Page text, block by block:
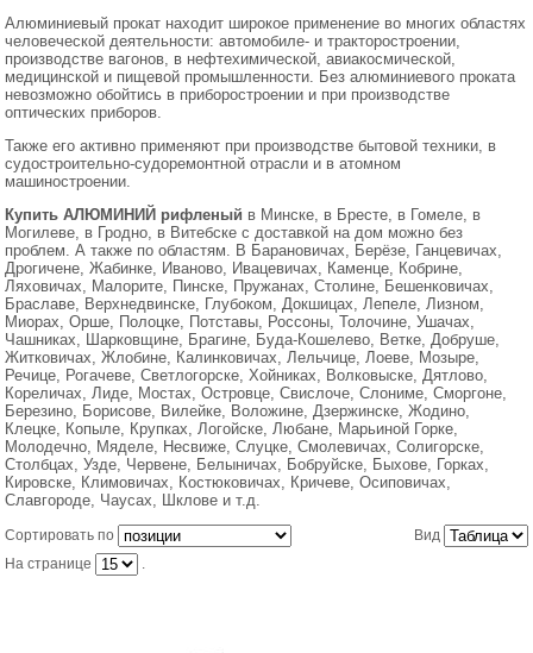
СКАМЕЙКИ, СТОЛЫ САДОВЫЕ
БЕСЕДКИ САДОВЫЕ
ЛЕТНИЕ ДУШИ
КОЗЫРЬКИ НАД ВХОДНОЙ ДВЕРЬЮ
ОРГСТЕКЛО
МОНОЛИТНЫЙ ПОЛИКАРБОНАТ
АЛЮМИНИЙ РИФЛЕНЫЙ И ГЛАДКИЙ ЛИСТОВОЙ
СВЕТОПРОЗРАЧНАЯ КРОВЛЯ SUNNEX (САНЕКС)
ОТОПИТЕЛЬНЫЕ ПЕЧИ БУРАН
ТУАЛЕТ САДОВЫЙ
Алюминиевый прокат находит широкое применение во многих областях
человеческой деятельности: автомобиле- и тракторостроении,
производстве вагонов, в нефтехимической, авиакосмической,
медицинской и пищевой промышленности. Без алюминиевого проката
невозможно обойтись в приборостроении и при производстве
оптических приборов.
Также его активно применяют при производстве бытовой техники, в
судостроительно-судоремонтной отрасли и в атомном
машиностроении.
Купить АЛЮМИНИЙ рифленый в Минске, в Бресте, в Гомеле, в
Могилеве, в Гродно, в Витебске с доставкой на дом можно без
проблем. А также по областям. В Барановичах, Берёзе, Ганцевичах,
Дрогичене, Жабинке, Иваново, Ивацевичах, Каменце, Кобрине,
Ляховичах, Малорите, Пинске, Пружанах, Столине, Бешенковичах,
Браславе, Верхнедвинске, Глубоком, Докшицах, Лепеле, Лизном,
Миорах, Орше, Полоцке, Потставы, Россоны, Толочине, Ушачах,
Чашниках, Шарковщине, Брагине, Буда-Кошелево, Ветке, Добруше,
Житковичах, Жлобине, Калинковичах, Лельчице, Лоеве, Мозыре,
Речице, Рогачеве, Светлогорске, Хойниках, Волковыске, Дятлово,
Кореличах, Лиде, Мостах, Островце, Свислоче, Слониме, Сморгоне,
Березино, Борисове, Вилейке, Воложине, Дзержинске, Жодино,
Клецке, Копыле, Крупках, Логойске, Любане, Марьиной Горке,
Молодечно, Мяделе, Несвиже, Слуцке, Смолевичах, Солигорске,
Столбцах, Узде, Червене, Белыничах, Бобруйске, Быхове, Горках,
Кировске, Климовичах, Костюковичах, Кричеве, Осиповичах,
Славгороде, Чаусах, Шклове и т.д.
Вид
Сортировать по
На странице
.